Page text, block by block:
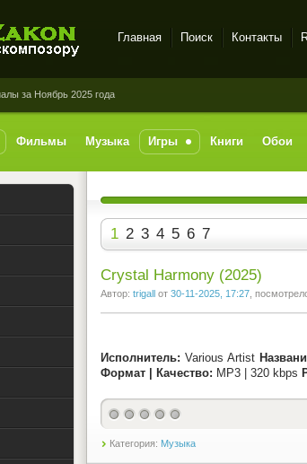
с
Главная Поиск Контакты
за Ноябрь 2025 года
Фильмы Музыка Игры Книги Обои
1 2 3 4 5 6 7
Crystal Harmony (2025)
Автор: trigall от 30-11-2025, 17:27 ,
Исполнитель: Various Artist
Формат | Качество: MP3 | 320 kbps
Категория: Музыка